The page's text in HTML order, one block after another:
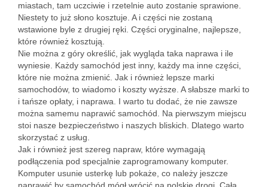
miastach, tam uczciwie i rzetelnie auto zostanie sprawione.
Niestety to już słono kosztuje. A i części nie zostaną
wstawione byle z drugiej ręki. Części oryginalne, najlepsze,
które również kosztują.
Nie można z góry określić, jak wygląda taka naprawa i ile
wyniesie. Każdy samochód jest inny, każdy ma inne części,
które nie można zmienić. Jak i również lepsze marki
samochodów, to wiadomo i koszty wyższe. A słabsze marki to
i tańsze opłaty, i naprawa. I warto tu dodać, że nie zawsze
można samemu naprawić samochód. Na pierwszym miejscu
stoi nasze bezpieczeństwo i naszych bliskich. Dlatego warto
skorzystać z usług.
Jak i również jest szereg napraw, które wymagają
podłączenia pod specjalnie zaprogramowany komputer.
Komputer usunie usterkę lub pokaże, co należy jeszcze